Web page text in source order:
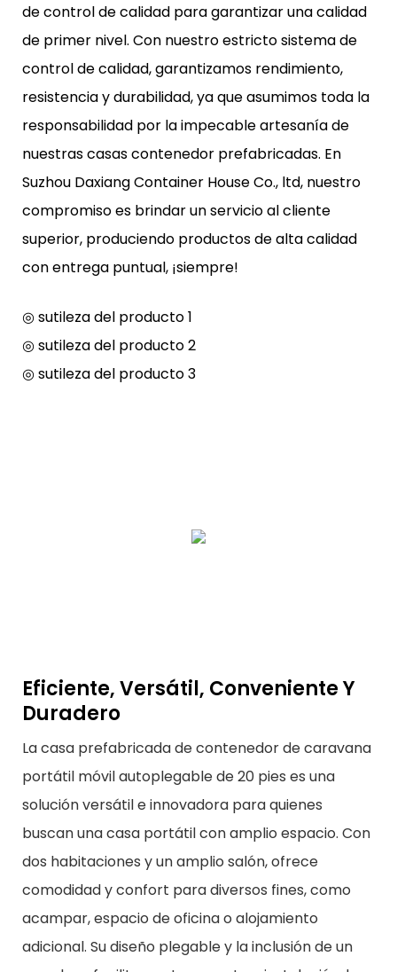
de control de calidad para garantizar una calidad
de primer nivel. Con nuestro estricto sistema de
control de calidad, garantizamos rendimiento,
resistencia y durabilidad, ya que asumimos toda la
responsabilidad por la impecable artesanía de
nuestras casas contenedor prefabricadas. En
Suzhou Daxiang Container House Co., ltd, nuestro
compromiso es brindar un servicio al cliente
superior, produciendo productos de alta calidad
con entrega puntual, ¡siempre!
◎ sutileza del producto 1
◎ sutileza del producto 2
◎ sutileza del producto 3
Eficiente, Versátil, Conveniente Y
Duradero
La casa prefabricada de contenedor de caravana
portátil móvil autoplegable de 20 pies es una
solución versátil e innovadora para quienes
buscan una casa portátil con amplio espacio. Con
dos habitaciones y un amplio salón, ofrece
comodidad y confort para diversos fines, como
acampar, espacio de oficina o alojamiento
adicional. Su diseño plegable y la inclusión de un